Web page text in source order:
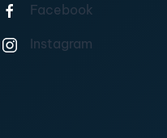
Facebook
Instagram